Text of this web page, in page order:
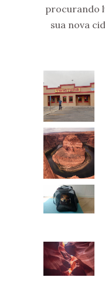
procurando
sua nova